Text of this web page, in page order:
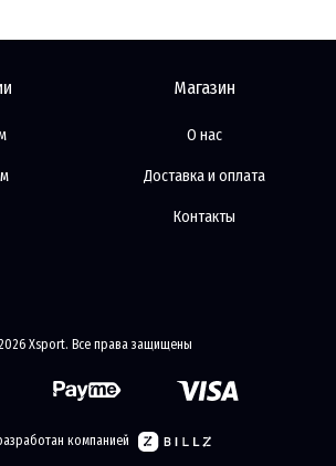
Магазин
О нас
Доставка и оплата
Контакты
Xsport. Все права защищены
компанией